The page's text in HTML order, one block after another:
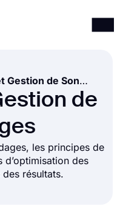
Création et Gestion de Sondages
de
les principes de
des
des résultats.